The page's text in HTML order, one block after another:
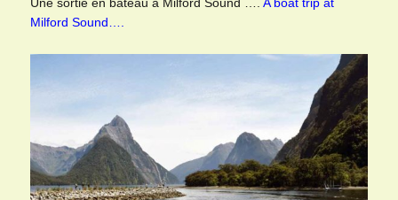
Une sortie en bateau à Milford Sound ….A boat trip at
Milford Sound….